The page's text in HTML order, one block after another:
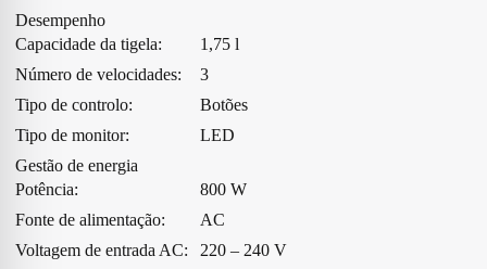
Desempenho
Capacidade da tigela:
1,75 l
Número de velocidades:
3
Tipo de controlo:
Botões
Tipo de monitor:
LED
Gestão de energia
Potência:
800 W
Fonte de alimentação:
AC
Voltagem de entrada AC:
220 – 240 V